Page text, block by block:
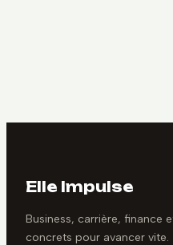
Elle Impulse
Business, carrière, finance
concrets pour avancer vite.